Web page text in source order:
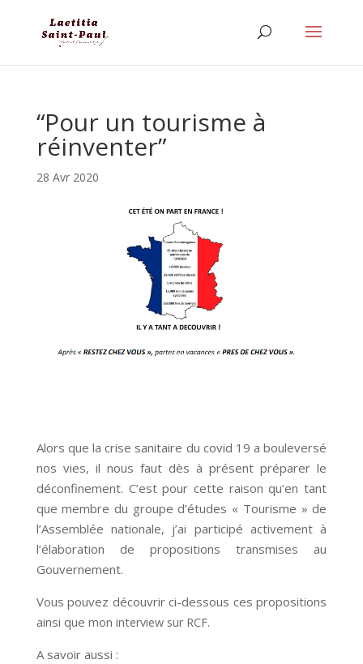
“Pour un tourisme à
réinventer”
28 Avr 2020
Alors que la crise sanitaire du covid 19 a bouleversé
nos vies, il nous faut dès à présent préparer le
déconfinement. C’est pour cette raison qu’en tant
que membre du groupe d’études « Tourisme » de
l’Assemblée nationale, j’ai participé activement à
l’élaboration de propositions transmises au
Gouvernement.
Vous pouvez découvrir ci-dessous ces propositions
ainsi que mon interview sur RCF.
A savoir aussi :